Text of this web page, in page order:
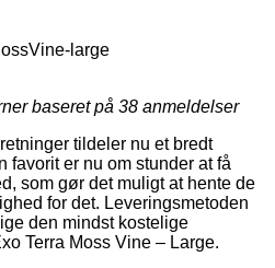
large
baseret på 38 anmeldelser
tildeler nu et bredt
favorit er nu om stunder at få
som gør det muligt at hente de
for det. Leveringsmetoden
den mindst kostelige
Terra Moss Vine – Large.